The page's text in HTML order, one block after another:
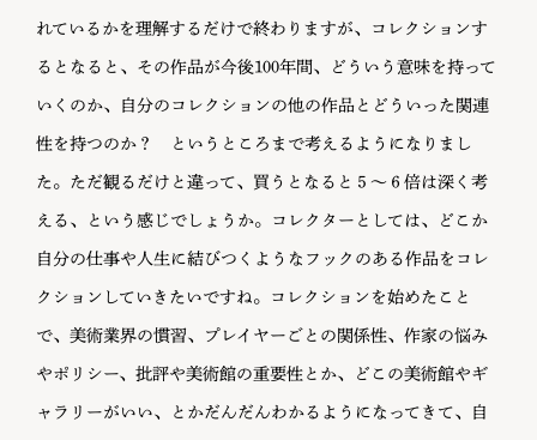
れているかを理解するだけで終わりますが、コレクションす
るとなると、その作品が今後100年間、どういう意味を持って
いくのか、自分のコレクションの他の作品とどういった関連
性を持つのか？ というところまで考えるようになりまし
た。ただ観るだけと違って、買うとなると５〜６倍は深く考
える、という感じでしょうか。コレクターとしては、どこか
自分の仕事や人生に結びつくようなフックのある作品をコレ
クションしていきたいですね。コレクションを始めたこと
で、美術業界の慣習、プレイヤーごとの関係性、作家の悩み
やポリシー、批評や美術館の重要性とか、どこの美術館やギ
ャラリーがいい、とかだんだんわかるようになってきて、自